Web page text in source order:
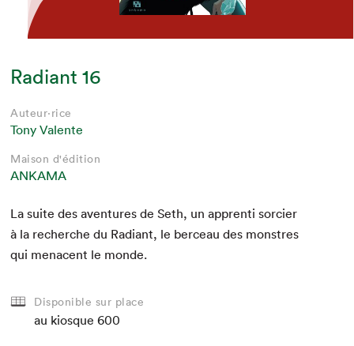
Radiant 16
Auteur·rice
Tony Valente
Maison d'édition
ANKAMA
La suite des aven­tures de Seth, un appren­ti sor­ci­er
à la recherche du Radi­ant, le berceau des mon­stres
qui men­a­cent le monde.
Disponible sur place
au kiosque 600